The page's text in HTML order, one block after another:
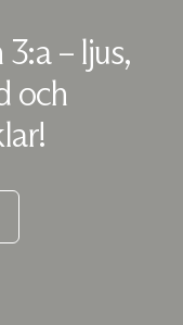
– ljus,
och